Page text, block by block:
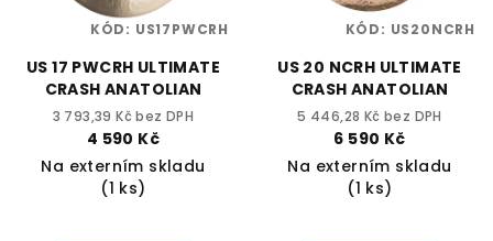
US 17 PWCRH ULTIMATE
CRASH ANATOLIAN
3 793,39 Kč bez DPH
4 590 Kč
Na externím skladu
(1 ks)
KÓD: US17PWCRH
US 20 NCRH ULTIMATE
CRASH ANATOLIAN
5 446,28 Kč bez DPH
6 590 Kč
Na externím skladu
(1 ks)
KÓD: US20NCRH